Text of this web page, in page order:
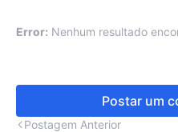
Error: Nenhum resultado
Postar um
Postagem Anterior